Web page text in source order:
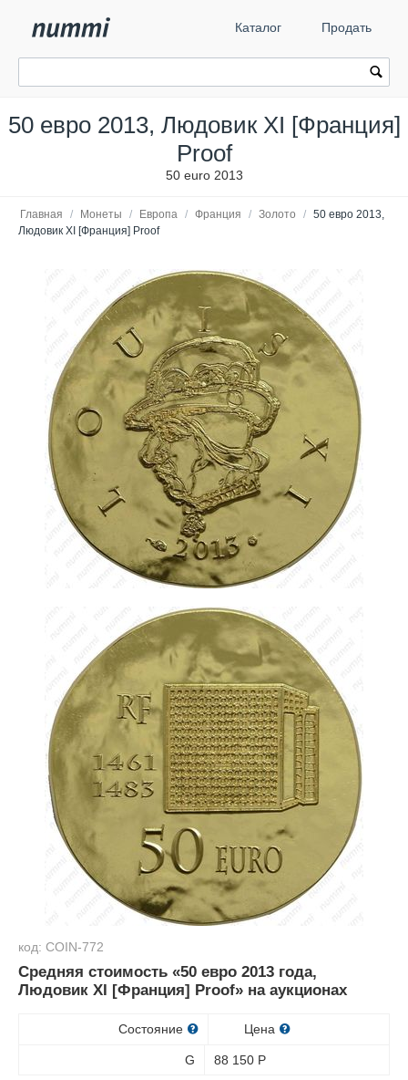
Каталог Продать
50 евро 2013, Людовик XI [Франция]
Proof
50 euro 2013
Главная / Монеты / Европа / Франция / Золото / 50 евро 2013,
Людовик XI [Франция] Proof
код: COIN-772
Средняя стоимость «50 евро 2013 года,
Людовик XI [Франция] Proof» на аукционах
Состояние Цена
G 88 150 Р